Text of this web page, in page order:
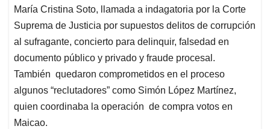
María Cristina Soto, llamada a indagatoria por la Corte
Suprema de Justicia por supuestos delitos de corrupción
al sufragante, concierto para delinquir, falsedad en
documento público y privado y fraude procesal.
También quedaron comprometidos en el proceso
algunos “reclutadores” como Simón López Martínez,
quien coordinaba la operación de compra votos en
Maicao.